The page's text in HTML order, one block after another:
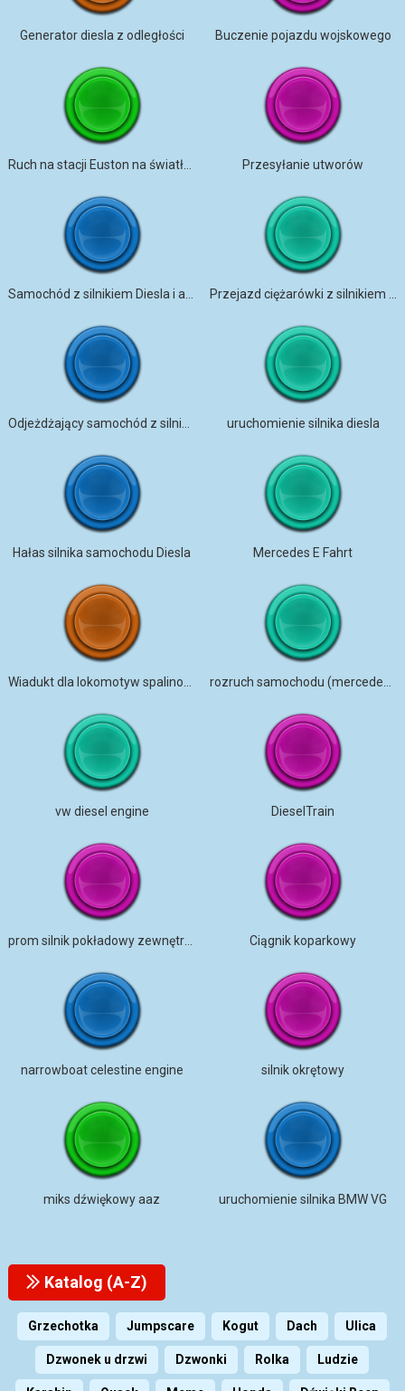
Generator diesla z odległości Buczenie pojazdu wojskowego
Ruch na stacji Euston na światłach normalny Przesyłanie utworów
uruchomienie silnika diesla
Hałas silnika samochodu Diesla Mercedes E Fahrt
vw diesel engine DieselTrain
prom silnik pokładowy zewnętrzny Ciągnik koparkowy
narrowboat celestine engine silnik okrętowy
miks dźwiękowy aaz uruchomienie silnika BMW VG
Katalog (A-Z)
Grzechotka Jumpscare Kogut Dach Ulica
Dzwonek u drzwi Dzwonki Rolka Ludzie